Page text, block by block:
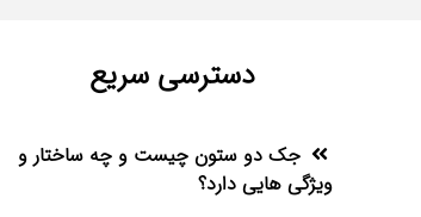
دسترسی سریع
جک دو ستون چیست و چه ساختار و
ویژگی هایی دارد؟